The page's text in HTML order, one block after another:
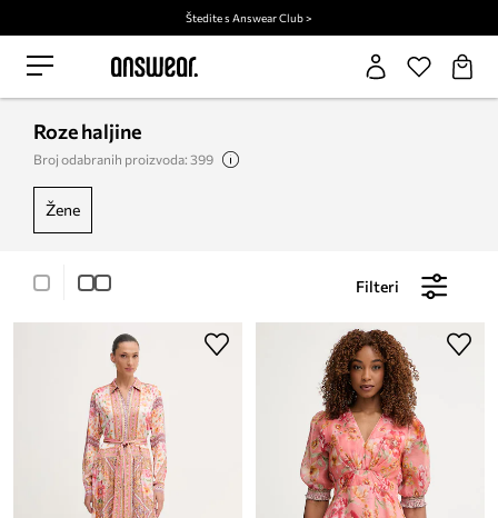
Štedite s Answear Club >
Roze haljine
Broj odabranih proizvoda: 399
žene
Filteri